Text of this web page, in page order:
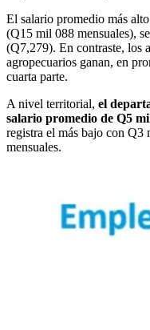
El salario promedio más
(Q15 mil 088 mensuales),
(Q7,279). En contraste, los
agropecuarios ganan, en
cuarta parte.
A nivel territorial, el
salario promedio de Q5
registra el más bajo con
mensuales.